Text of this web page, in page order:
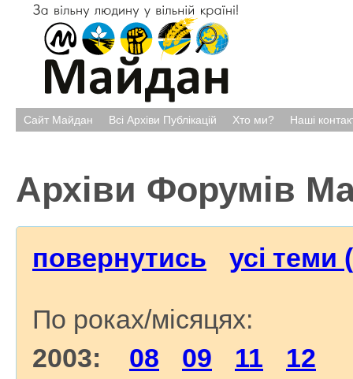
Сайт Майдан Всі Архіви Публікацій Хто ми? Наші
Архіви Форумів
повернутись усі теми
По роках/місяцях:
2003: 08 09 11
12